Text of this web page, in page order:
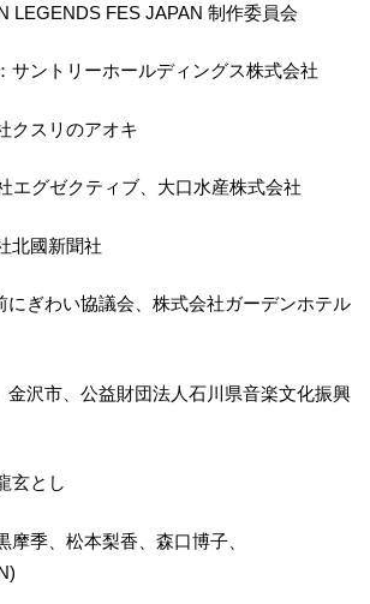
FES JAPAN 制作委員会
サントリーホールディングス株式会社
クスリのアオキ
グゼクティブ、大口水産株式会社
北國新聞社
ぎわい協議会、株式会社ガーデンホテル
沢市、公益財団法人石川県音楽文化振興
玄とし
摩季、松本梨香、森口博子、